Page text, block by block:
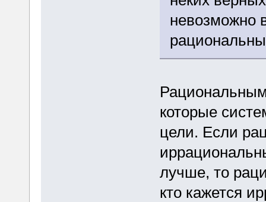
невозможно
которые
цели. Если
лучше, то
кто кажется